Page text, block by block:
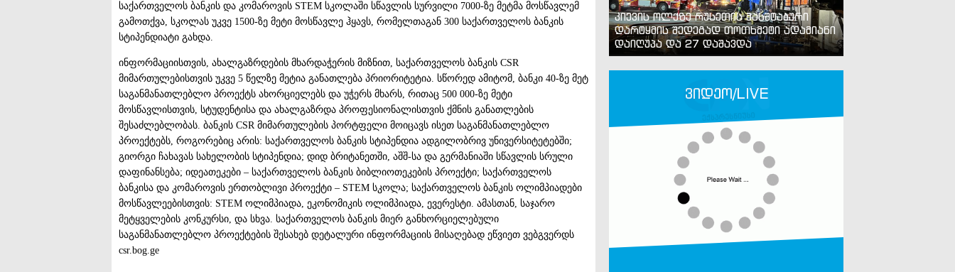
საქართველოს ბანკის და კომაროვის STEM სკოლაში სწავლის სურვილი 7000-ზე მეტმა მოსწავლემ
გამოთქვა, სკოლას უკვე 1500-ზე მეტი მოსწავლე ჰყავს, რომელთაგან 300 საქართველოს ბანკის
სტიპენდიატი გახდა.
ინფორმაციისთვის, ახალგაზრდების მხარდაჭერის მიზნით, საქართველოს ბანკის CSR
მიმართულებისთვის უკვე 5 წელზე მეტია განათლება პრიორიტეტია. სწორედ ამიტომ, ბანკი 40-ზე მეტ
საგანმანათლებლო პროექტს ახორციელებს და უჭერს მხარს, რითაც 500 000-ზე მეტი
მოსწავლისთვის, სტუდენტისა და ახალგაზრდა პროფესიონალისთვის ქმნის განათლების
შესაძლებლობას. ბანკის CSR მიმართულების პორტფელი მოიცავს ისეთ საგანმანათლებლო
პროექტებს, როგორებიც არის: საქართველოს ბანკის სტიპენდია ადგილობრივ უნივერსიტეტებში;
გიორგი ჩახავას სახელობის სტიპენდია; დიდ ბრიტანეთში, აშშ-სა და გერმანიაში სწავლის სრული
დაფინანსება; იდეათეკები – საქართველოს ბანკის ბიბლიოთეკების პროექტი; საქართველოს
ბანკისა და კომაროვის ერთობლივი პროექტი – STEM სკოლა; საქართველოს ბანკის ოლიმპიადები
მოსწავლეებისთვის: STEM ოლიმპიადა, ეკონომიკის ოლიმპიადა, ევერესტი. ამასთან, საჯარო
მეტყველების კონკურსი, და სხვა. საქართველოს ბანკის მიერ განხორციელებული
საგანმანათლებლო პროექტების შესახებ დეტალური ინფორმაციის მისაღებად ეწვიეთ ვებგვერდს
csr.bog.ge
კიევის ოლქზე რუსეთის მასშტაბური
დარტყმის შედეგად თოთხმეტი ადამიანი
დაიღუპა და 27 დაშავდა
ვიდეო/LIVE